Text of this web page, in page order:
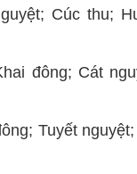
Cúc thu;
đông; Cát
Tuyết